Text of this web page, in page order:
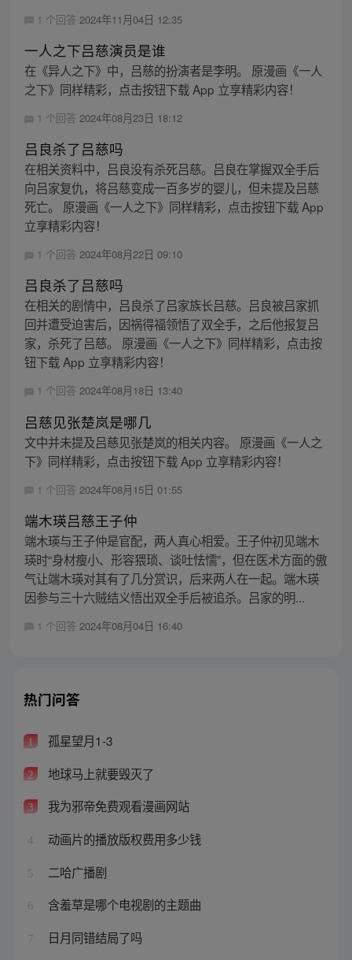
1 个回答 2024年11月04日 12:35
一人之下吕慈演员是谁
在《异人之下》中，吕慈的扮演者是李明。 原漫画《一人
之下》同样精彩，点击按钮下载 App 立享精彩内容！
1 个回答 2024年08月23日 18:12
吕良杀了吕慈吗
在相关资料中，吕良没有杀死吕慈。吕良在掌握双全手后
向吕家复仇，将吕慈变成一百多岁的婴儿，但未提及吕慈
死亡。 原漫画《一人之下》同样精彩，点击按钮下载 App
立享精彩内容！
1 个回答 2024年08月22日 09:10
吕良杀了吕慈吗
在相关的剧情中，吕良杀了吕家族长吕慈。吕良被吕家抓
回并遭受迫害后，因祸得福领悟了双全手，之后他报复吕
家，杀死了吕慈。 原漫画《一人之下》同样精彩，点击按
钮下载 App 立享精彩内容！
1 个回答 2024年08月18日 13:40
吕慈见张楚岚是哪几
文中并未提及吕慈见张楚岚的相关内容。 原漫画《一人之
下》同样精彩，点击按钮下载 App 立享精彩内容！
1 个回答 2024年08月15日 01:55
端木瑛吕慈王子仲
端木瑛与王子仲是官配，两人真心相爱。王子仲初见端木
瑛时“身材瘦小、形容猥琐、谈吐怯懦”，但在医术方面的傲
气让端木瑛对其有了几分赏识，后来两人在一起。端木瑛
因参与三十六贼结义悟出双全手后被追杀。吕家的明...
1 个回答 2024年08月04日 16:40
热门问答
1 孤星望月1-3
2 地球马上就要毁灭了
3 我为邪帝免费观看漫画网站
4 动画片的播放版权费用多少钱
5 二哈广播剧
6 含羞草是哪个电视剧的主题曲
7 日月同错结局了吗